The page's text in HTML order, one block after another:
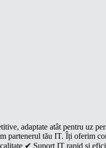
adaptate atât pentru uz
partenerul tău IT. Îți oferim
✔ Suport IT rapid și